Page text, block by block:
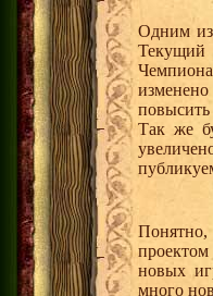
Одним
повысить
Так же
Понятно,
новых
много